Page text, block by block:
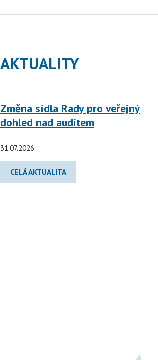
AKTUALITY
Změna sídla Rady pro veřejný
dohled nad auditem
31.07.2026
CELÁ AKTUALITA